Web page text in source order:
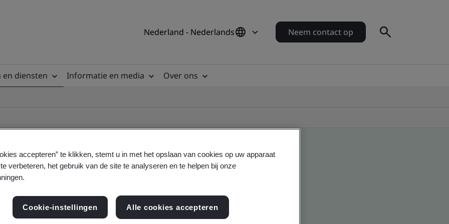
Nederland - Nederlands Neem contact op
en diensten Informatie en media
Over ons
- Validation and Verification
accepteren” te klikken, stemt u in met het opslaan van cookies op uw apparaat
verbeteren, het gebruik van de site te analyseren en te helpen bij onze
Cookie-instellingen Alle cookies accepteren